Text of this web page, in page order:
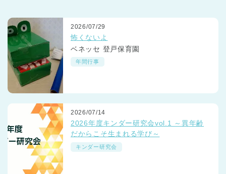
2026/07/29
怖くないよ
ベネッセ 登戸保育園
年間行事
2026/07/14
2026年度キンダー研究会vol.1 ～異年齢
だからこそ生まれる学び～
キンダー研究会